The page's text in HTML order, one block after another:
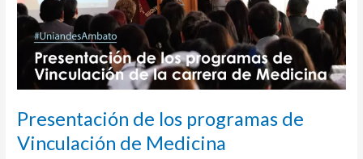
Presentación de los programas de
Vinculación de Medicina
de
Vinculación
Medicina